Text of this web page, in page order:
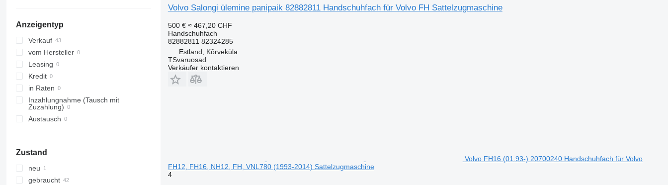
Anzeigentyp
Verkauf
vom Hersteller
Leasing
Kredit
in Raten
Inzahlungnahme (Tausch mit
Zuzahlung)
Austausch
Zustand
neu
gebraucht
Volvo Salongi ülemine panipaik 82882811 Handschuhfach für Volvo FH Sattelzugmaschine
500 € ≈ 467,20 CHF
Handschuhfach
82882811 82324285
Estland, Kõrveküla
TSvaruosad
Verkäufer kontaktieren
Volvo FH16 (01.93-) 20700240 Handschuhfach für Volvo
FH12, FH16, NH12, FH, VNL780 (1993-2014) Sattelzugmaschine
4